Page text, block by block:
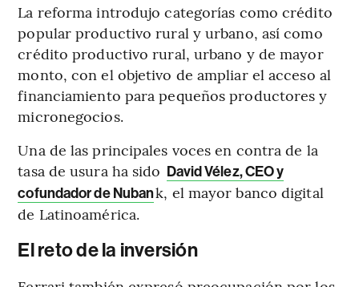
La reforma introdujo categorías como crédito
popular productivo rural y urbano, así como
crédito productivo rural, urbano y de mayor
monto, con el objetivo de ampliar el acceso al
financiamiento para pequeños productores y
micronegocios.
Una de las principales voces en contra de la
tasa de usura ha sido David Vélez, CEO y
cofundador de Nubank, el mayor banco digital
de Latinoamérica.
El reto de la inversión